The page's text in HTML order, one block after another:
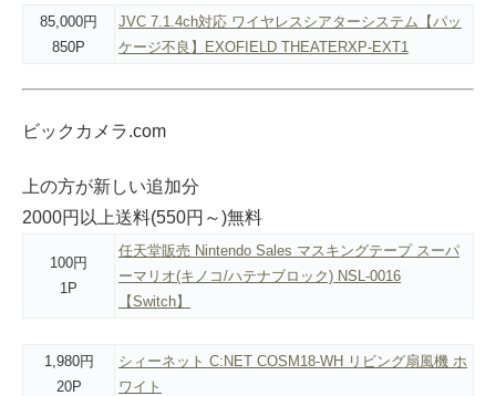
85,000円
850P
JVC 7.1.4ch対応 ワイヤレスシアターシステム【パッ
ケージ不良】EXOFIELD THEATERXP-EXT1
ビックカメラ.com
上の方が新しい追加分
2000円以上送料(550円～)無料
100円
1P
任天堂販売 Nintendo Sales マスキングテープ スーパ
ーマリオ(キノコ/ハテナブロック) NSL-0016
【Switch】
1,980円
20P
シィーネット C:NET COSM18-WH リビング扇風機 ホ
ワイト